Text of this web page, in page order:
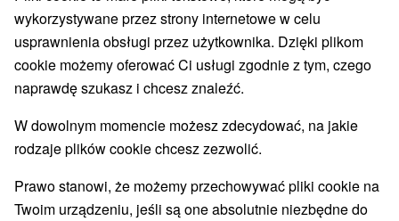
Wybierz lokalizację lub datę
WSZYSTKO NAJTAŃSZE NAJDROŻSZE NA
wykorzystywane przez strony internetowe w celu
usprawnienia obsługi przez użytkownika. Dzięki plikom
cookie możemy oferować Ci usługi zgodnie z tym, czego
naprawdę szukasz i chcesz znaleźć.
W dowolnym momencie możesz zdecydować, na jakie
rodzaje plików cookie chcesz zezwolić.
Prawo stanowi, że możemy przechowywać pliki cookie na
Twoim urządzeniu, jeśli są one absolutnie niezbędne do